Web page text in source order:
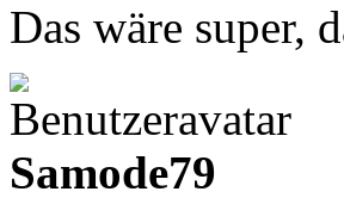
Das wäre super,
Samode79